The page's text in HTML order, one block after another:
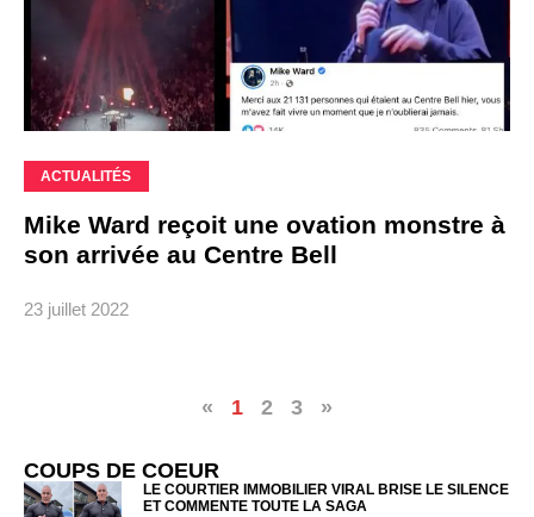
ACTUALITÉS
Mike Ward reçoit une ovation monstre à
son arrivée au Centre Bell
23 juillet 2022
« 1 2 3 »
COUPS DE COEUR
LE COURTIER IMMOBILIER VIRAL BRISE LE SILENCE
ET COMMENTE TOUTE LA SAGA